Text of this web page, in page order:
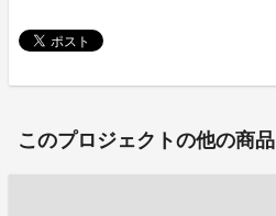
このプロジェクトの他の商品